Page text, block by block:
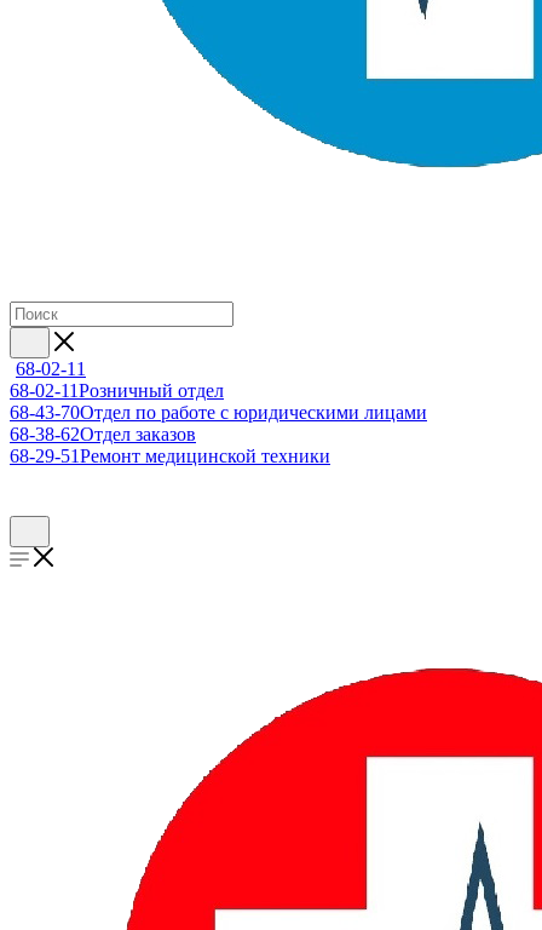
68-02-11
68-02-11Розничный отдел
68-43-70Отдел по работе с юридическими лицами
68-38-62Отдел заказов
68-29-51Ремонт медицинской техники